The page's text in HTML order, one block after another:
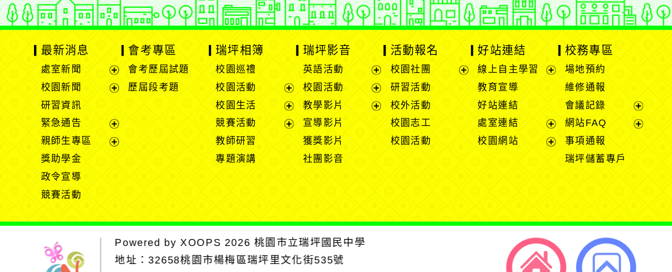
最新消息
處室新聞
展
開
單
校園新聞
選
單
研習資訊
緊急通告
展
親師生專區
獎助學金
政令宣導
競賽活動
會考專區
會考歷屆試題
歷屆段考題
瑞坪相簿
校園巡禮
校園活動
展
選
校園生活
展
競賽活動
教師研習
專題演講
瑞坪影音
英語活動
展
開
選
校園活動
展
開
教學影片
宣導影片
獲獎影片
社團影音
活動報名
校園社團
研習活動
校外活動
校園志工
校園活動
好站連結
線上自主學習
單
教育宣導
好站連結
處室連結
展
校園網站
校務專區
場地預約
維修通報
會議記錄
展
網站FAQ
事項通報
瑞坪儲蓄專戶
Powered byXOOPS 2026桃園市立瑞坪國民中學
地址： 32658桃園市楊梅區瑞坪里文化街535號